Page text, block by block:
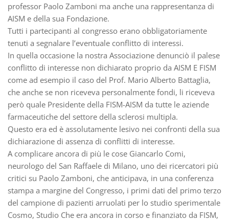
professor Paolo Zamboni ma anche una rappresentanza di
AISM e della sua Fondazione.
Tutti i partecipanti al congresso erano obbligatoriamente
tenuti a segnalare l’eventuale conflitto di interessi.
In quella occasione la nostra Associazione denunciò il palese
conflitto di interesse non dichiarato proprio da AISM E FISM
come ad esempio il caso del Prof. Mario Alberto Battaglia,
che anche se non riceveva personalmente fondi, li riceveva
però quale Presidente della FISM-AISM da tutte le aziende
farmaceutiche del settore della sclerosi multipla.
Questo era ed è assolutamente lesivo nei confronti della sua
dichiarazione di assenza di conflitti di interesse.
A complicare ancora di più le cose Giancarlo Comi,
neurologo del San Raffaele di Milano, uno dei ricercatori più
critici su Paolo Zamboni, che anticipava, in una conferenza
stampa a margine del Congresso, i primi dati del primo terzo
del campione di pazienti arruolati per lo studio sperimentale
Cosmo, Studio Che era ancora in corso e finanziato da FISM,